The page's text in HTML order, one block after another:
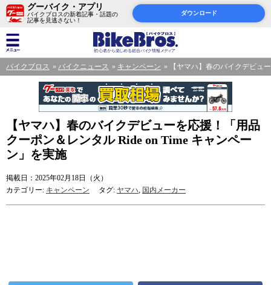
グーバイク・アプリ
バイクブロスの新着記事・話題の
記事を見逃さない！
ダウンロード
バイクブロス バイクニュース キャンペーン 【ヤマハ】春のバイクデビュ
【ヤマハ】春のバイクデビューを応援！「用品
クーポン＆レンタル Ride on Time キャンペー
ン」を実施
掲載日：2025年02月18日（火）
カテゴリー: キャンペーン タグ: ヤマハ, 国内メーカー